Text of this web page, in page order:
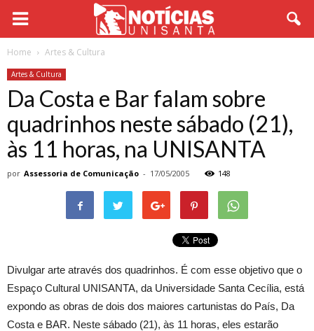
Home Artes & Cultura
Artes & Cultura
Da Costa e Bar falam sobre
quadrinhos neste sábado (21),
às 11 horas, na UNISANTA
por Assessoria de Comunicação - 17/05/2005 148
Divulgar arte através dos quadrinhos. É com esse objetivo que o
Espaço Cultural UNISANTA, da Universidade Santa Cecília, está
expondo as obras de dois dos maiores cartunistas do País, Da
Costa e BAR. Neste sábado (21), às 11 horas, eles estarão